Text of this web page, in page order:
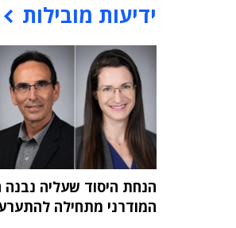
ידיעות מובילות
הנחת היסוד שעליה נבנה
המודרני מתחילה